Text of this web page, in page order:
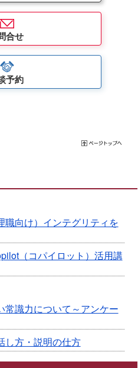
合せ
予約
職向け）インテグリティを
（コパイロット）活用講
常識力について～アンケー
し方・説明の仕方